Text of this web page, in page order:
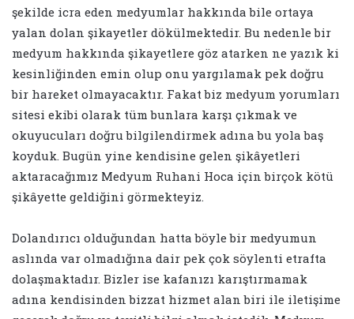
şekilde icra eden medyumlar hakkında bile ortaya
yalan dolan şikayetler dökülmektedir. Bu nedenle bir
medyum hakkında şikayetlere göz atarken ne yazık ki
kesinliğinden emin olup onu yargılamak pek doğru
bir hareket olmayacaktır. Fakat biz medyum yorumları
sitesi ekibi olarak tüm bunlara karşı çıkmak ve
okuyucuları doğru bilgilendirmek adına bu yola baş
koyduk. Bugün yine kendisine gelen şikâyetleri
aktaracağımız Medyum Ruhani Hoca için birçok kötü
şikâyette geldiğini görmekteyiz.
Dolandırıcı olduğundan hatta böyle bir medyumun
aslında var olmadığına dair pek çok söylenti etrafta
dolaşmaktadır. Bizler ise kafanızı karıştırmamak
adına kendisinden bizzat hizmet alan biri ile iletişime